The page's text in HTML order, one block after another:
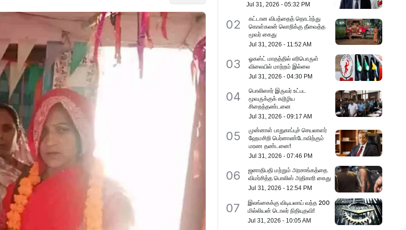
Jul 31, 2026 -05:32 PM
02
கட்டான விபத்தைத் தொடர்ந்து
கொள்கலன் லொறிக்கு தீவைத்த
மூவர் கைது
Jul 31, 2026 - 11:52 AM
03
ஓகஸ்ட் மாதத்தில் எரிபொருள்
விலையில் மாற்றம் இல்லை
Jul 31, 2026 -04:30 PM
04
பொலிஸார் இருவர் உட்பட
மூவருக்குக் கடூழிய
சிறைத்தண்டனை
Jul 31, 2026 -09:17 AM
05
முன்னாள் பாதுகாப்புச் செயலாளர்
ஹேமசிறி பெர்னாண்டோவிற்கும்
மரண தண்டனை!
Jul 31, 2026 -07:46 PM
06
ஜனாதிபதி மற்றும் அரசாங்கத்தை
விமர்சித்த பொலிஸ் அதிகாரி கைது
Jul 31, 2026 - 12:54 PM
07
இலங்கைக்கு விடியலாய் வந்த 200
மில்லியன் டொலர் நிதியுதவி!
Jul 31, 2026 - 10:05 AM